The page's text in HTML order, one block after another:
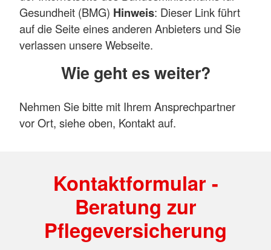
Gesundheit (BMG) Hinweis: Dieser Link führt
auf die Seite eines anderen Anbieters und Sie
verlassen unsere Webseite.
Wie geht es weiter?
Nehmen Sie bitte mit Ihrem Ansprechpartner
vor Ort, siehe oben, Kontakt auf.
Kontaktformular -
Beratung zur
Pflegeversicherung